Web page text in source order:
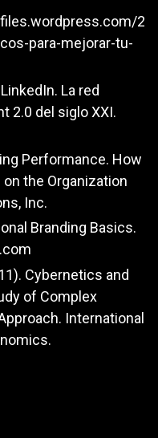
2
para-mejorar-tu-
La red
2.0 del siglo XXI.
Performance. How
the Organization
Inc.
Branding Basics.
Cybernetics and
of Complex
International